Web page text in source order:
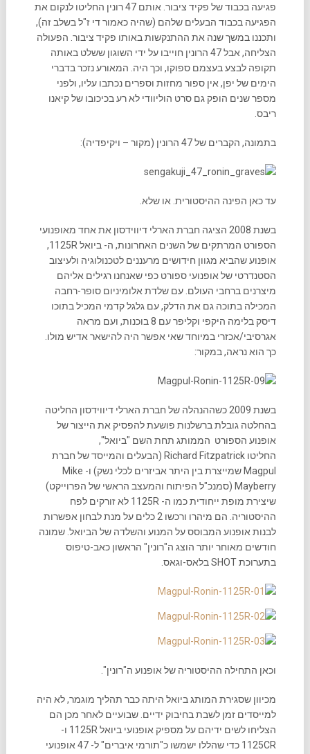
פגיעה בכבוד של פקיד ציבור. אותם 47 רונין החליטו לנקום את
הפגיעה בכבוד הבעלים שלהם (שהיה כאמור די ז"ל בשלב זה),
ותכננו במשך שנה את ההתנקשות באותו פקיד ציבור. הפעולה
הצליחה, אבל 47 הרונין חוייבו על ידי השוגון ששלט באותה
תקופה לבצע בעצמם ספוקו, וכך היה. המאורע נזכר בדברי
הימים של יפן, אין ספור מחזות וספרים נכתבו עליו, ולפני
מספר שנים הופק גם סרט הוליוודי לא רע בכיכובו של קיאנו
ריבס.
בתמונה, הקברים של 47 הרונין (מקור – ויקיפדיה):
עד כאן הפינה ההיסטורית. או שלא.
בשנת 2008 הציגה חברת הארלי דיווידסון את אחד מאופנועי
הספורט המרתקים של השנים האחרונות, ה- ביואל 1125R,
אופנוע שהביא מגוון חידושים מרעננים לטכנולוגיה ולעיצוב
הסטנדרטי של אופנועי ספורט כפי שאנחנו רגילים אליהם
מיצרנים ברחבי העולם. עם שלדת אלומיניום סופר-רחבה
המכילה בתוכה גם את הדלק, עם גלגל קדמי המכיל בתוכו
דיסק בלימה היקפי וקליפר עם 8 בוכנות, ועם מראה
אגרסיבי/אכזרי במיוחד שאי אפשר היה להישאר אדיש מולו.
כך הוא נראה, במקור:
בשנת 2009 כשההנהלה של חברת הארלי דיווידסון החליטה
בהחלטה גובלת ברשלנות פושעת להפסיק את הייצור של
אופנוע הספורט הממותג תחת השם "ביואל",
החליטו Richard Fitzpatrick (הבעלים והמייסד של חברת
Magpul שמייצרת בין היתר אביזרים לכלי נשק) ו- Mike
Mayberry (סמנכ"ל הפיתוח והמעצב הראשי של הפרוייקט)
שיצירת מופת ייחודית כמו ה- 1125R לא זורקים לפח
ההיסטוריה. הם מיהרו ורכשו 2 כלים על מנת לבחון אפשרות
לבנות אופנוע המבוסס על המנוע והשלדה של הביואל. שמונה
חודשים מאוחר יותר הוצג ה"רונין" הראשון כאב-טיפוס
בתערוכת SHOT בלאס-וגאס.
וכאן התחילה ההיסטוריה של אופנוע ה"רונין".
מכיוון שסגירת המותג ביואל היתה כבר תהליך מוגמר, לא היה
למייסדים זמן לשבת בחיבוק ידיים. שבועיים לאחר מכן הם
הצליחו לשים ידיהם על מספיק אופנועי ביואל 1125R ו-
1125CR כדי שהללו ישמשו כ"תורמי איברים" ל- 47 אופנועי